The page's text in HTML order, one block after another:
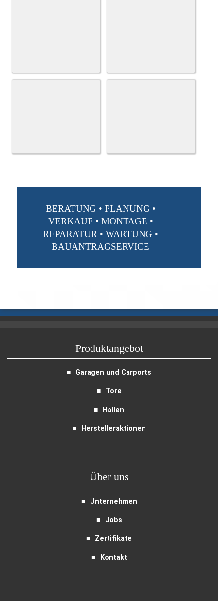
BERATUNG • PLANUNG •
VERKAUF • MONTAGE •
REPARATUR • WARTUNG •
BAUANTRAGSERVICE
Produktangebot
Garagen und Carports
Tore
Hallen
Herstelleraktionen
Über uns
Unternehmen
Jobs
Zertifikate
Kontakt